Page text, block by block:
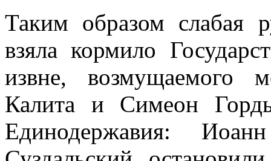
Таким образом слабая
взяла кормило
извне, возмущаемого
Калита и Симеон
Единодержавия: